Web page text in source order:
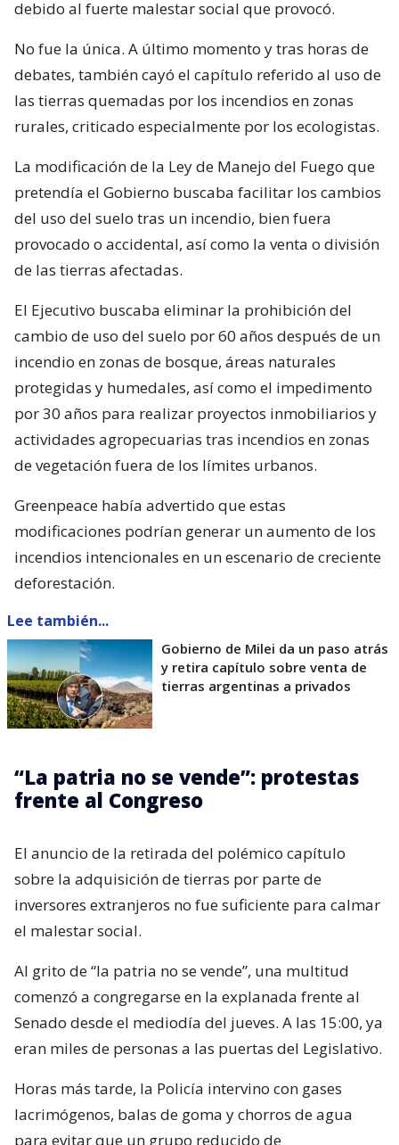
debido al fuerte malestar social que provocó.
No fue la única. A último momento y tras horas de
debates, también cayó el capítulo referido al uso de
las tierras quemadas por los incendios en zonas
rurales, criticado especialmente por los ecologistas.
La modificación de la Ley de Manejo del Fuego que
pretendía el Gobierno buscaba facilitar los cambios
del uso del suelo tras un incendio, bien fuera
provocado o accidental, así como la venta o división
de las tierras afectadas.
El Ejecutivo buscaba eliminar la prohibición del
cambio de uso del suelo por 60 años después de un
incendio en zonas de bosque, áreas naturales
protegidas y humedales, así como el impedimento
por 30 años para realizar proyectos inmobiliarios y
actividades agropecuarias tras incendios en zonas
de vegetación fuera de los límites urbanos.
Greenpeace había advertido que estas
modificaciones podrían generar un aumento de los
incendios intencionales en un escenario de creciente
deforestación.
Lee también...
Gobierno de Milei da un paso atrás
y retira capítulo sobre venta de
tierras argentinas a privados
“La patria no se vende”: protestas
frente al Congreso
El anuncio de la retirada del polémico capítulo
sobre la adquisición de tierras por parte de
inversores extranjeros no fue suficiente para calmar
el malestar social.
Al grito de “la patria no se vende”, una multitud
comenzó a congregarse en la explanada frente al
Senado desde el mediodía del jueves. A las 15:00, ya
eran miles de personas a las puertas del Legislativo.
Horas más tarde, la Policía intervino con gases
lacrimógenos, balas de goma y chorros de agua
para evitar que un grupo reducido de